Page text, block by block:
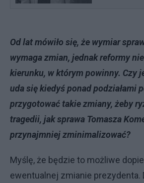
Od lat mówiło się, że wymiar
wymaga zmian, jednak reformy
kierunku, w którym powinny. Czy
uda się kiedyś ponad podziałami
przygotować takie zmiany, żeby
tragedii, jak sprawa Tomasza
przynajmniej zminimalizować?
Myślę, że będzie to możliwe
ewentualnej zmianie prezydenta.